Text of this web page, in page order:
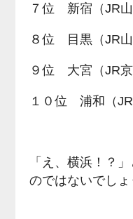
７位 新宿（JR山
８位 目黒（JR山
９位 大宮（JR京
１０位 浦和（JR
「え、横浜！？
のではないでしょ